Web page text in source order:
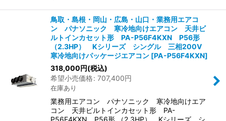
鳥取・島根・岡山・広島・山口・業務用エアコ
ン パナソニック 寒冷地向けエアコン 天井ビ
ルトインカセット形 PA-P56F4KXN P56形
（2.3HP） Kシリーズ シングル 三相200V
寒冷地向けパッケージエアコン [PA-P56F4KXN]
318,000円(税込)
希望小売価格: 707,400円
在庫あり
業務用エアコン パナソニック 寒冷地向けエア
コン 天井ビルトインカセット形 PA-
P56F4KXN P56形 （2.3HP） Kシリーズ シ